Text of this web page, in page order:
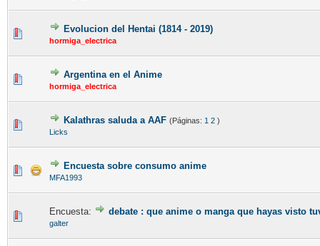
Evolucion del Hentai (1814 - 2019)
hormiga_electrica
Argentina en el Anime
hormiga_electrica
Kalathras saluda a AAF (Páginas: 1 2 )
Licks
Encuesta sobre consumo anime
MFA1993
Encuesta: debate : que anime o manga que hayas visto
galter